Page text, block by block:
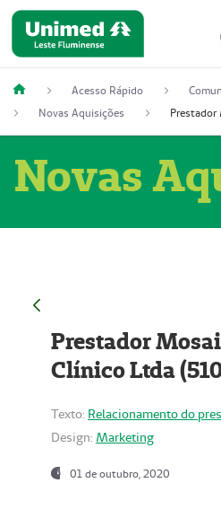
Acesso Rápido
Novas Aquisições
Novas
Prestador
Clínico Ltda
Texto: Relacionamento do
Design: Marketing
01 de outubro, 2020